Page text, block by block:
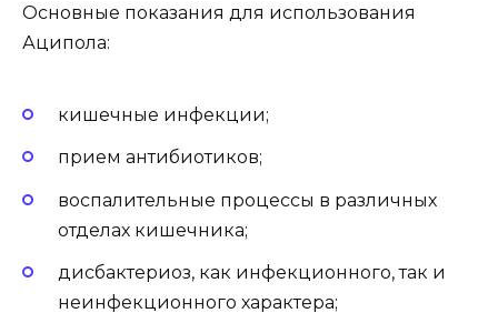
Основные показания для использования
Аципола:
кишечные инфекции;
прием антибиотиков;
воспалительные процессы в различных
отделах кишечника;
дисбактериоз, как инфекционного, так и
неинфекционного характера;